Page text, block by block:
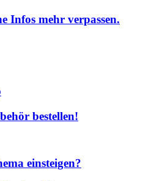
Infos mehr verpassen.
bestellen!
einsteigen?